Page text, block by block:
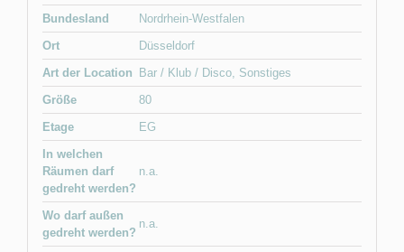
Bundesland
Nordrhein-Westfalen
Ort
Düsseldorf
Art der Location
Bar / Klub / Disco, Sonstiges
Größe
80
Etage
EG
In welchen
Räumen darf
gedreht werden?
n.a.
Wo darf außen
gedreht werden?
n.a.